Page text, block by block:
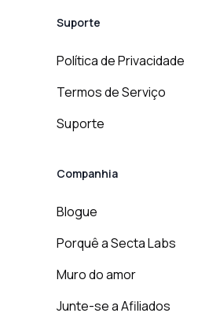
Suporte
Política de Privacidade
Termos de Serviço
Suporte
Companhia
Blogue
Porquê a Secta Labs
Muro do amor
Junte-se a Afiliados